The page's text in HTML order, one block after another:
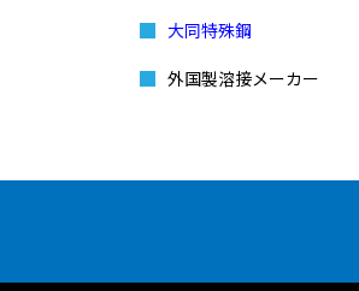
大同特殊鋼
外国製溶接メーカー